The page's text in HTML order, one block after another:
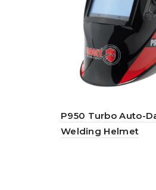
P950 Turbo Auto-
Welding Helmet